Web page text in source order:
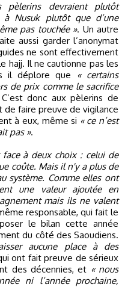
pèlerins devraient plutôt
à Nusuk plutôt que d’une
pas touchée ». Un autre
aussi garder l’anonymat
ne sont effectivement
hajj. Il ne cautionne pas les
il déplore que
« certains
de prix comme le sacrifice
donc aux pèlerins de
de faire preuve de vigilance
à eux, même si « ce n’est
pas ».
face à deux choix : celui de
coûte. Mais il n'y a plus de
système. Comme elles ont
une valeur ajoutée en
mais ils ne valent
responsable, qui fait le
le bilan cette année
du côté des Saoudiens.
aucune place à des
ont fait preuve de sérieux
des décennies, et « nous
ni l’année prochaine,